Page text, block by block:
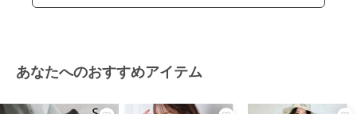
あなたへのおすすめアイテム